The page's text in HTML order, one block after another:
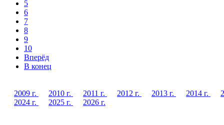
5
6
7
8
9
10
Вперёд
В конец
2009 г. 2010 г. 2011 г. 2012 г. 2013 г. 2014 г.
2024 г.
2025 г. 2026 г.